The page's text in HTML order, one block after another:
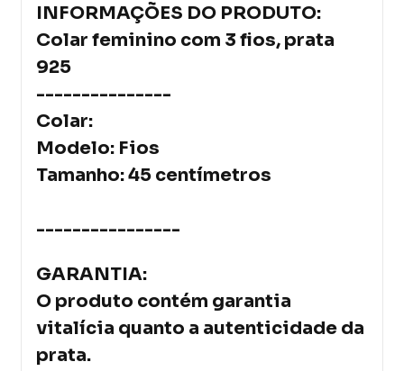
INFORMAÇÕES DO PRODUTO:
Colar feminino com 3 fios, prata
925
---------------
Colar:
Modelo: Fios
Tamanho: 45 centímetros
----------------
GARANTIA:
O produto contém garantia
vitalícia quanto a autenticidade da
prata.